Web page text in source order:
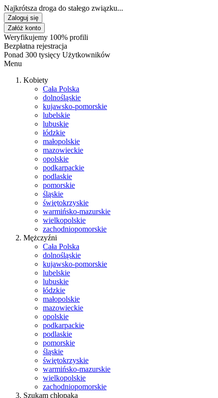
Najkrótsza droga do stałego związku...
Zaloguj się
Załóż konto
Weryfikujemy 100% profili
Bezpłatna rejestracja
Ponad 300 tysięcy Użytkowników
Menu
Kobiety
Cała Polska
dolnośląskie
kujawsko-pomorskie
lubelskie
lubuskie
łódzkie
małopolskie
mazowieckie
opolskie
podkarpackie
podlaskie
pomorskie
śląskie
świętokrzyskie
warmińsko-mazurskie
wielkopolskie
zachodniopomorskie
Mężczyźni
Cała Polska
dolnośląskie
kujawsko-pomorskie
lubelskie
lubuskie
łódzkie
małopolskie
mazowieckie
opolskie
podkarpackie
podlaskie
pomorskie
śląskie
świętokrzyskie
warmińsko-mazurskie
wielkopolskie
zachodniopomorskie
Szukam chłopaka